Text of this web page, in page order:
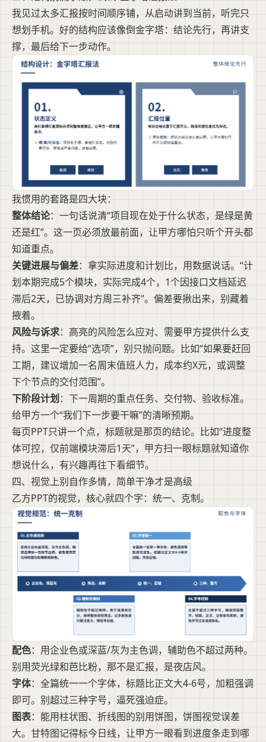
我见过太多汇报按时间顺序铺，从启动讲到当前，听完只
想划手机。好的结构应该像倒金字塔：结论先行，再讲支
撑，最后给下一步动作。
我惯用的套路是四大块：
整体结论：一句话说清“项目现在处于什么状态，是绿是黄
还是红”。这一页必须放最前面，让甲方哪怕只听个开头都
知道重点。
关键进展与偏差：拿实际进度和计划比，用数据说话。“计
划本期完成5个模块，实际完成4个，1个因接口文档延迟
滞后2天，已协调对方周三补齐”。偏差要揪出来，别藏着
掖着。
风险与诉求：高亮的风险怎么应对、需要甲方提供什么支
持。这里一定要给“选项”，别只抛问题。比如“如果要赶回
工期，建议增加一名周末值班人力，成本约X元，或调整
下个节点的交付范围”。
下阶段计划 ：下一周期的重点任务、交付物、验收标准。
给甲方一个“我们下一步要干嘛”的清晰预期。
每页PPT只讲一个点，标题就是那页的结论。比如“进度整
体可控，仅前端模块滞后1天”，甲方扫一眼标题就知道你
想说什么，有兴趣再往下看细节。
四、视觉上别自作多情，简单干净才是高级
乙方PPT的视觉，核心就四个字：统一、克制。
配色：用企业色或深蓝/灰为主色调，辅助色不超过两种。
别用荧光绿和芭比粉，那不是汇报，是夜店风。
字体：全篇统一一个字体，标题比正文大4-6号，加粗强调
即可。别超过三种字号，逼死强迫症。
图表：能用柱状图、折线图的别用饼图，饼图视觉误差
大。甘特图记得标今日线，让甲方一眼看到进度条走到哪